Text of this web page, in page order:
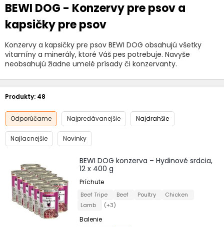
BEWI DOG - Konzervy pre psov a
kapsičky pre psov
Konzervy a kapsičky pre psov BEWI DOG obsahujú všetky
vitamíny a minerály, ktoré Váš pes potrebuje. Navyše
neobsahujú žiadne umelé prísady či konzervanty.
Produkty: 48
Odporúčame Najpredávanejšie Najdrahšie
Najlacnejšie Novinky
BEWI DOG konzerva – Hydinové srdcia,
12 x 400 g
Príchute
Beef Tripe Beef Poultry
Chicken
Lamb
(+3)
Balenie